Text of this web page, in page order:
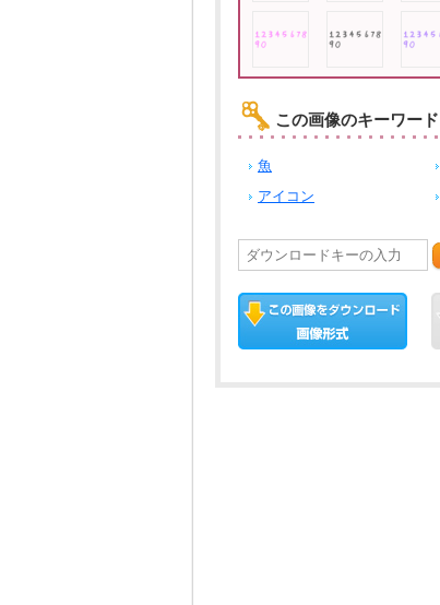
この画像のキーワード
魚
アイコン